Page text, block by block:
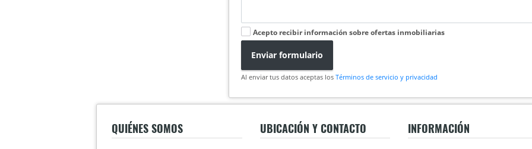
Acepto recibir información sobre ofertas inmobiliarias
Enviar formulario
Al enviar tus datos aceptas los Términos de servicio y privacidad
QUIÉNES SOMOS UBICACIÓN Y CONTACTO INFORMACIÓN